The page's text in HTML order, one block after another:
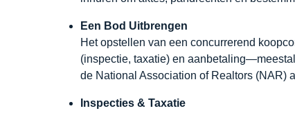
Een Bod Uitbrengen
Het opstellen van een concurrerend
(inspectie, taxatie) en
de National Association of Realtors (NAR)
Inspecties & Taxatie